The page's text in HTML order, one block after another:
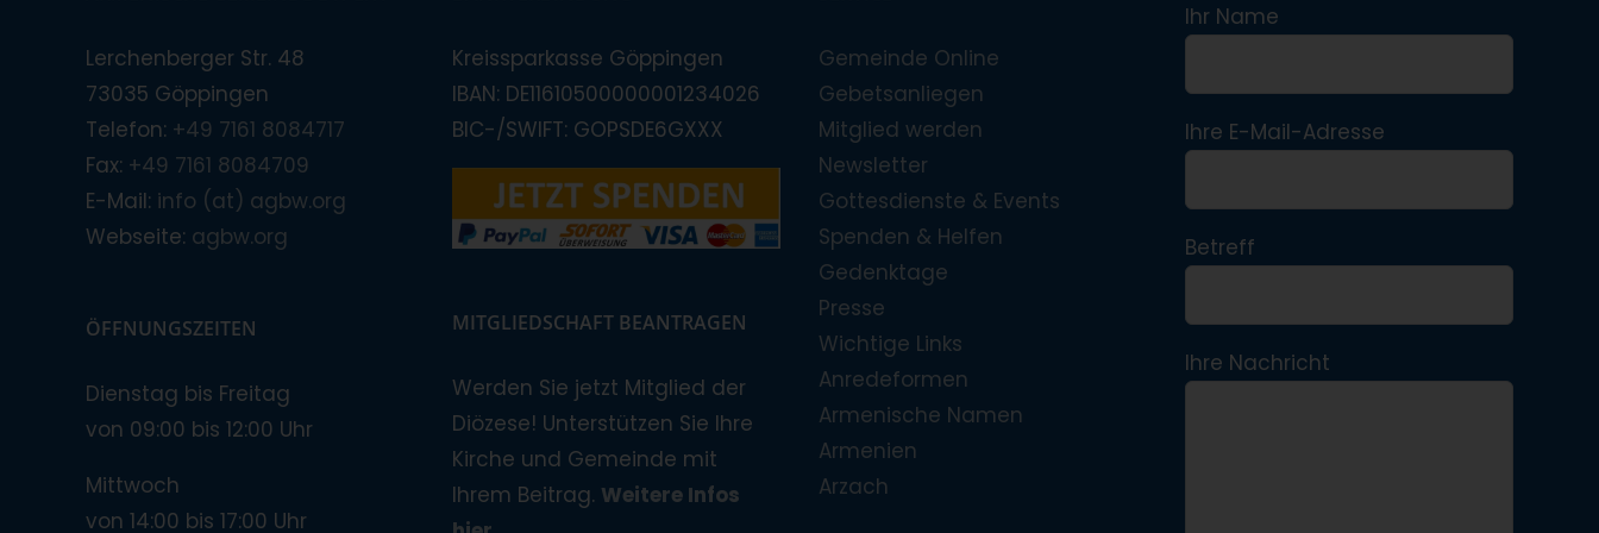
Lerchenberger Str. 48
73035 Göppingen
Telefon: +49 7161 8084717
Fax: +49 7161 8084709
E-Mail: info (at) agbw.org
Webseite: agbw.org
ÖFFNUNGSZEITEN
Dienstag bis Freitag
von 09:00 bis 12:00 Uhr
Mittwoch
von 14:00 bis 17:00 Uhr
Kreissparkasse Göppingen
IBAN: DE11610500000001234026
BIC-/SWIFT: GOPSDE6GXXX
MITGLIEDSCHAFT BEANTRAGEN
Werden Sie jetzt Mitglied der
Diözese! Unterstützen Sie Ihre
Kirche und Gemeinde mit
Ihrem Beitrag. Weitere Infos
Gemeinde Online
Gebetsanliegen
Mitglied werden
Newsletter
Gottesdienste & Events
Spenden & Helfen
Gedenktage
Presse
Wichtige Links
Anredeformen
Armenische Namen
Armenien
Arzach
Ihr Name
Ihre E-Mail-Adresse
Betreff
Ihre Nachricht